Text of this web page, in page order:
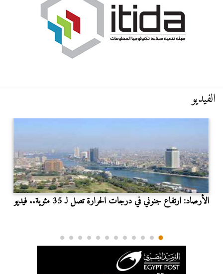
الفيديو
الأرصاد: ارتفاع جنوني في درجات الحرارة تصل لـ 35 مئوية.. فيديو